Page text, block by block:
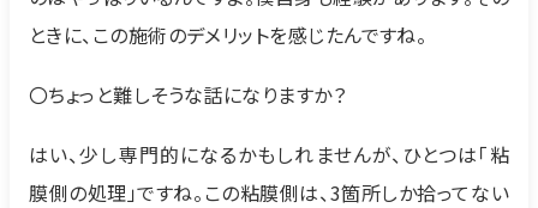
ときに、この施術のデメリットを感じたんですね。
〇ちょっと難しそうな話になりますか？
はい、少し専門的になるかもしれませんが、ひとつは「粘
膜側の処理」ですね。この粘膜側は、3箇所しか拾ってない